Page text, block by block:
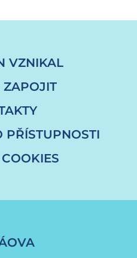
VZNIKAL
ZAPOJIT
PŘÍSTUPNOSTI